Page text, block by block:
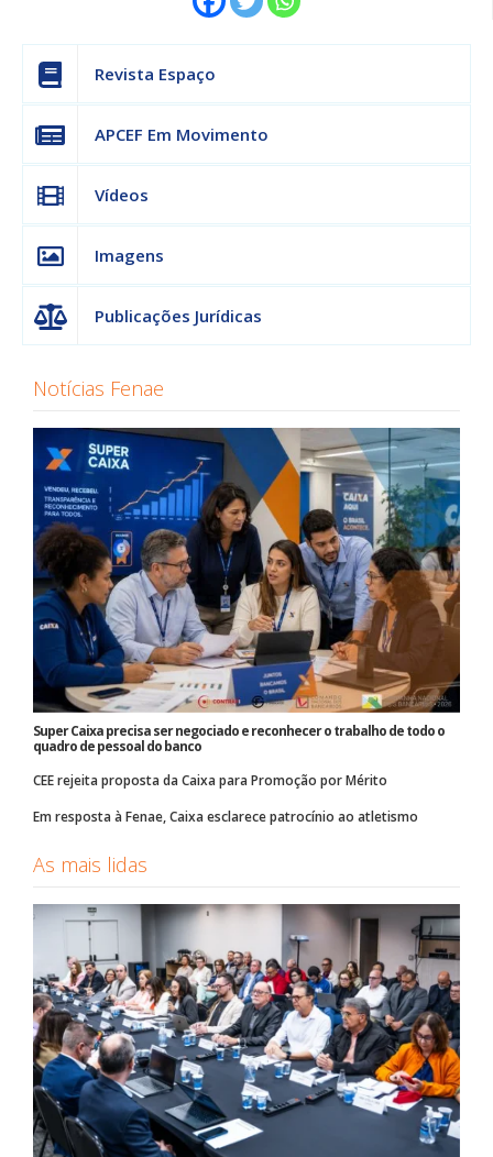
Revista Espaço
APCEF Em Movimento
Vídeos
Imagens
Publicações Jurídicas
Notícias Fenae
Super Caixa precisa ser negociado e reconhecer o trabalho de todo o
quadro de pessoal do banco
CEE rejeita proposta da Caixa para Promoção por Mérito
Em resposta à Fenae, Caixa esclarece patrocínio ao atletismo
As mais lidas